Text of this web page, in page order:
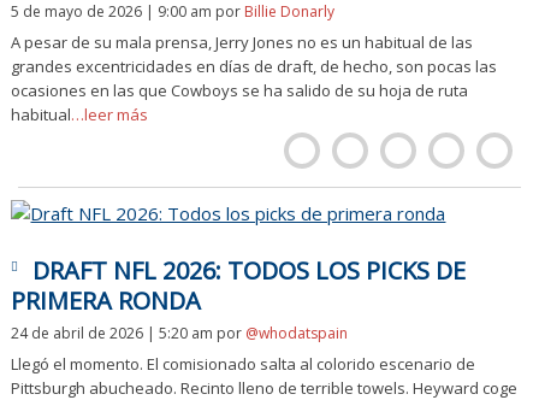
5 de mayo de 2026 | 9:00 am por Billie Donarly
A pesar de su mala prensa, Jerry Jones no es un habitual de las
grandes excentricidades en días de draft, de hecho, son pocas las
ocasiones en las que Cowboys se ha salido de su hoja de ruta
habitual…leer más
DRAFT NFL 2026: TODOS LOS PICKS DE
PRIMERA RONDA
24 de abril de 2026 | 5:20 am por @whodatspain
Llegó el momento. El comisionado salta al colorido escenario de
Pittsburgh abucheado. Recinto lleno de terrible towels. Heyward coge